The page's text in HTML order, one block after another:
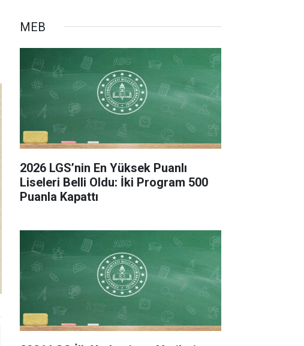
MEB
2026 LGS’nin En Yüksek Puanlı
Liseleri Belli Oldu: İki Program 500
Puanla Kapattı